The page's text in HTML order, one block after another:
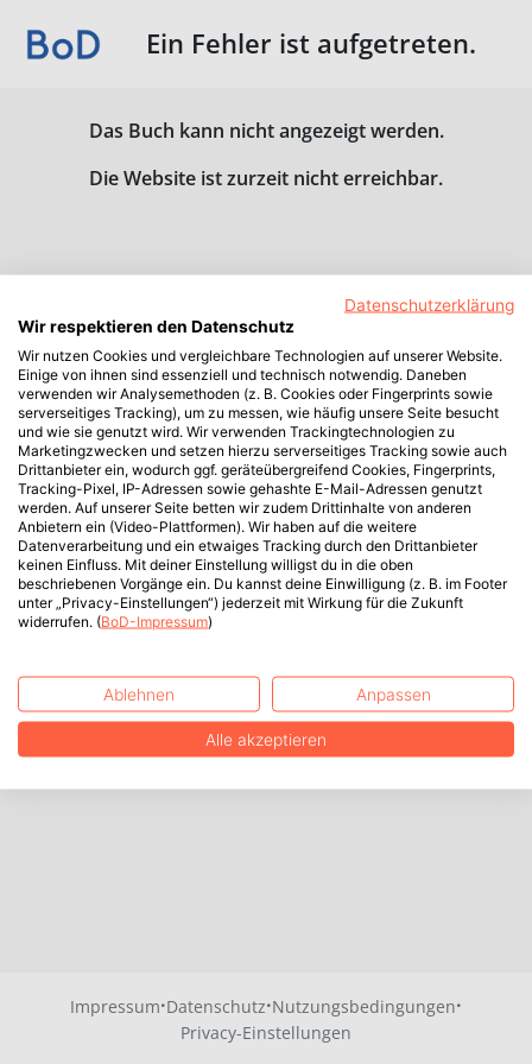
Ein Fehler ist aufgetreten.
Das Buch kann nicht angezeigt werden.
Die Website ist zurzeit nicht erreichbar.
Impressum·Datenschutz·Nutzungsbedingungen·
Privacy-Einstellungen
Datenschutzerklärung
Wir respektieren den Datenschutz
Wir nutzen Cookies und vergleichbare Technologien auf unserer Website.
Einige von ihnen sind essenziell und technisch notwendig. Daneben
verwenden wir Analysemethoden (z. B. Cookies oder Fingerprints sowie
serverseitiges Tracking), um zu messen, wie häufig unsere Seite besucht
und wie sie genutzt wird. Wir verwenden Trackingtechnologien zu
Marketingzwecken und setzen hierzu serverseitiges Tracking sowie auch
Drittanbieter ein, wodurch ggf. geräteübergreifend Cookies, Fingerprints,
Tracking-Pixel, IP-Adressen sowie gehashte E-Mail-Adressen genutzt
werden. Auf unserer Seite betten wir zudem Drittinhalte von anderen
Anbietern ein (Video-Plattformen). Wir haben auf die weitere
Datenverarbeitung und ein etwaiges Tracking durch den Drittanbieter
keinen Einfluss. Mit deiner Einstellung willigst du in die oben
beschriebenen Vorgänge ein. Du kannst deine Einwilligung (z. B. im Footer
unter „Privacy-Einstellungen“) jederzeit mit Wirkung für die Zukunft
widerrufen. (BoD-Impressum)
Ablehnen Anpassen
Alle akzeptieren